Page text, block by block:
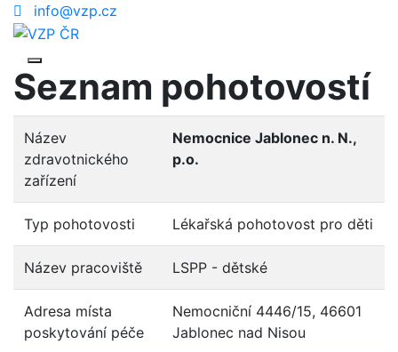
info@vzp.cz
Seznam pohotovostí
Název
zdravotnického
zařízení
Nemocnice Jablonec n. N.,
p.o.
Typ pohotovosti Lékařská pohotovost pro děti
Název pracoviště LSPP - dětské
Adresa místa
poskytování péče
Nemocniční 4446/15, 46601
Jablonec nad Nisou